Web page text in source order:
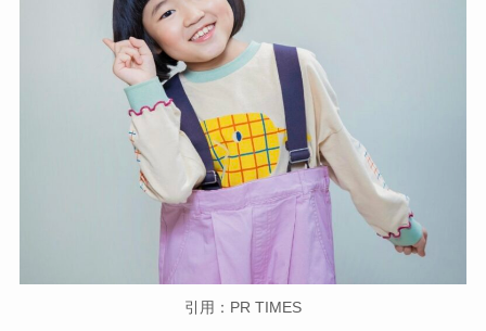
引用：PR TIMES